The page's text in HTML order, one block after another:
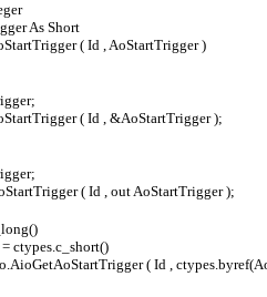
As Short
( Id , AoStartTrigger )
( Id , &AoStartTrigger );
( Id , out AoStartTrigger );
ctypes.c_short()
( Id ,